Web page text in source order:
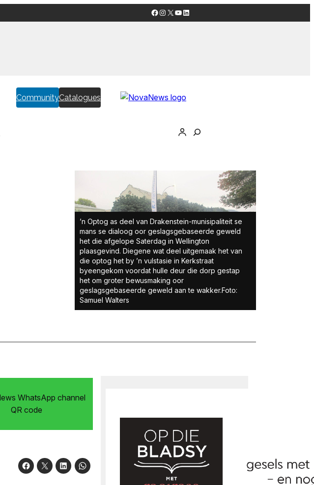
Facebook
Instagram
X YouTube
LinkedIn
CommunityCatalogues
’n Optog as deel van Drakenstein-munisipaliteit se
mans se dialoog oor geslagsgebaseerde geweld
het die afgelope Saterdag in Wellington
plaasgevind. Diegene wat deel uitgemaak het van
die optog het by ’n vulstasie in Kerkstraat
byeengekom voordat hulle deur die dorp gestap
het om groter bewusmaking oor
geslagsgebaseerde geweld aan te wakker.Foto:
Samuel Walters